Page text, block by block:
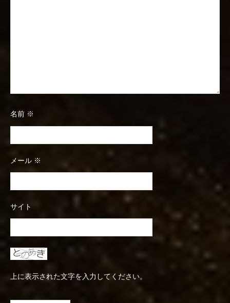
名前 ※
メール ※
サイト
上に表示された文字を入力してください。